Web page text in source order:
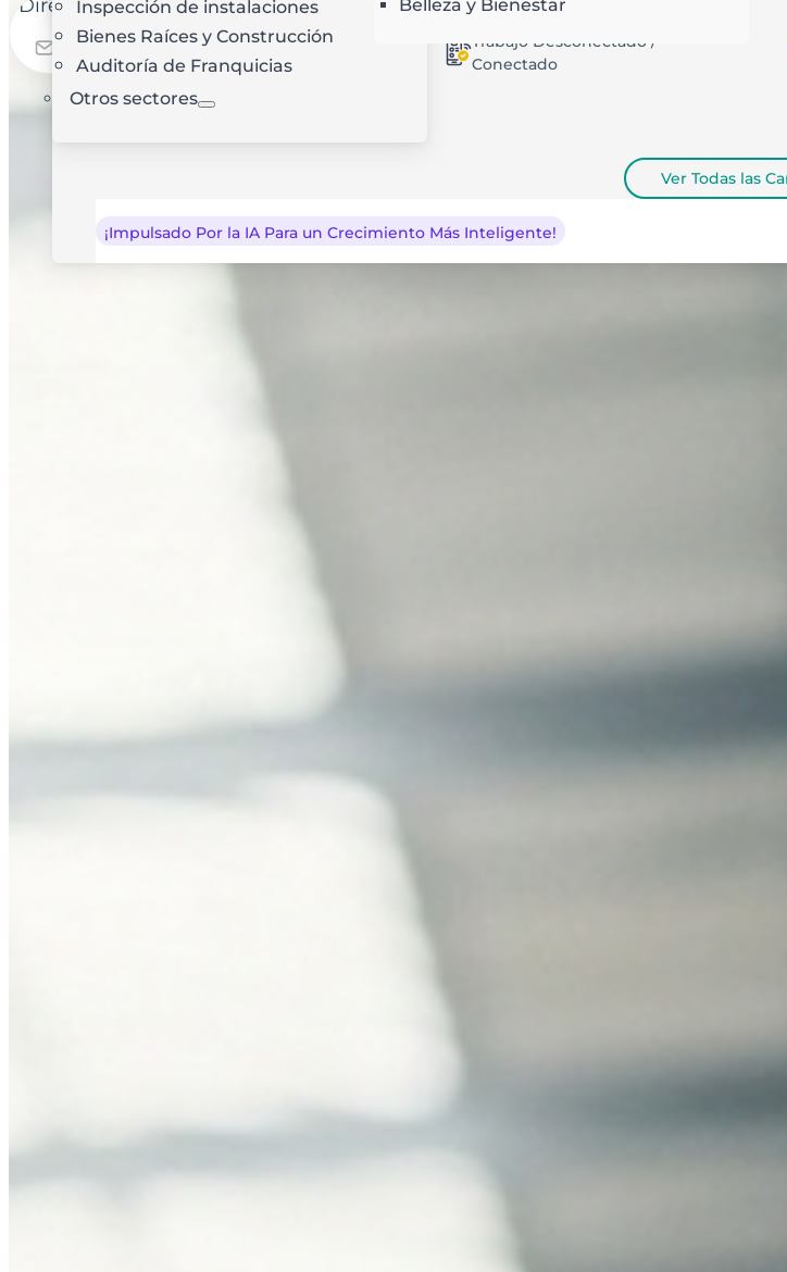
Trabajo Desconectado /
Conectado
Ver Todas las
¡Impulsado Por la IA Para un Crecimiento Más Inteligente!
Inspección de instalaciones
Bienes Raíces y Construcción
Auditoría de Franquicias
Otros sectores
Belleza y Bienestar